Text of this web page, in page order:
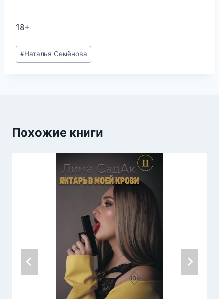
18+
Метки
записи:
#Наталья Семёнова
Похожие книги